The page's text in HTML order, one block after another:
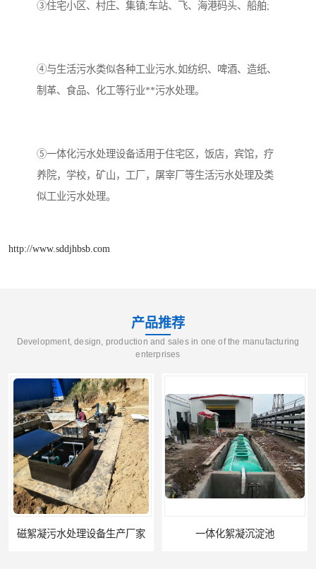
③住宅小区、村庄、集镇;车站、飞、海港码头、船舶;
④与生活污水类似各种工业污水,如纺织、啤酒、造纸、
制革、食品、化工等行业**污水处理。
⑤一体化污水处理设备适用于住宅区，饭店，宾馆，疗
养院，学校，矿山，工厂，屠宰厂等生活污水处理及类
似工业污水处理。
http://www.sddjhbsb.com
产品推荐
Development, design, production and sales in one of the manufacturing
enterprises
磁絮凝污水处理设备生产厂家 一体化絮凝沉淀池